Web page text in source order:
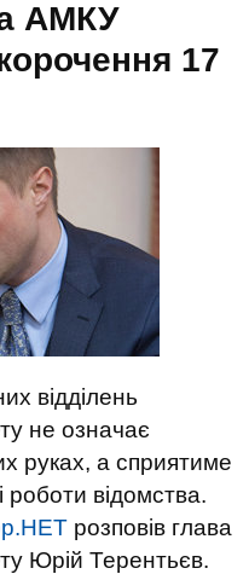
АМКУ
17
відділень
не означає
руках, а сприятиме
відомства.
розповів глава
Юрій Терентьєв.